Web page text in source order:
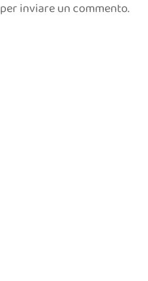
per inviare un commento.